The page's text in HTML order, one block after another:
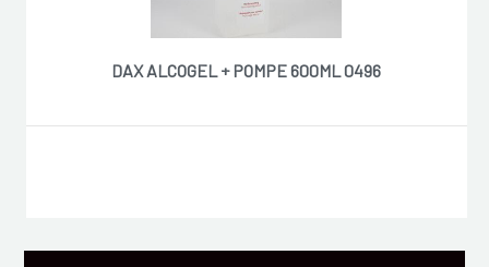
DAX ALCOGEL + POMPE 600ML 0496